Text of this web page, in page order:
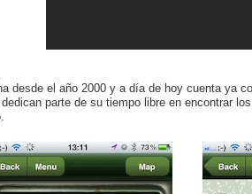
desde el año 2000 y a día de hoy cuenta ya
parte de su tiempo libre en encontrar